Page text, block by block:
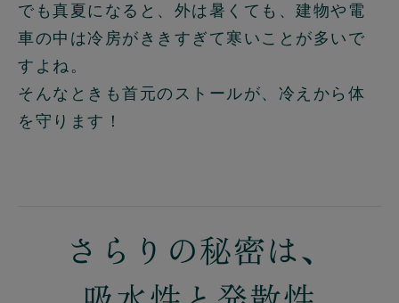
でも真夏になると、外は暑くても、建物や電
車の中は冷房がききすぎて寒いことが多いで
すよね。
そんなときも首元のストールが、冷えから体
を守ります！
さらりの秘密は、